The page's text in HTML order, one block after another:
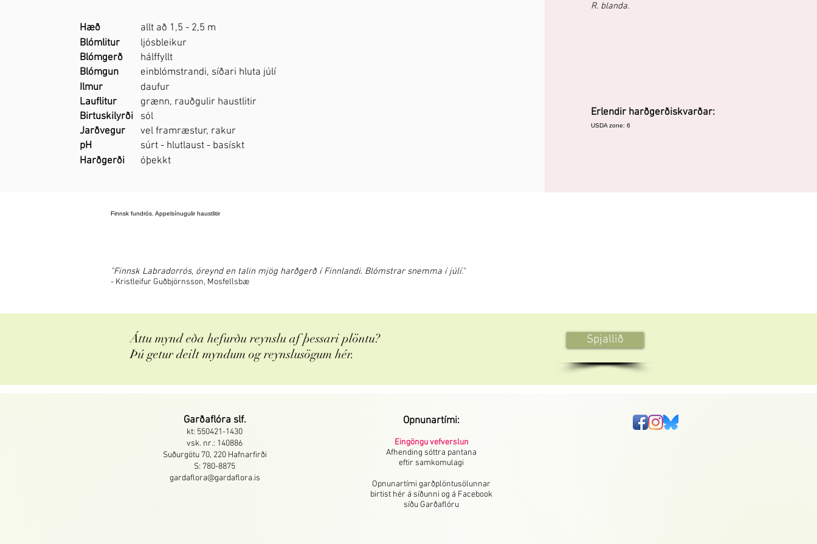
Hæð
allt að 1,5 - 2,5 m
Blómlitur
ljósbleikur
Blómgerð
hálffyllt
Blómgun
einblómstrandi, síðari hluta júlí
Ilmur
daufur
Lauflitur
grænn, rauðgulir haustlitir
Birtuskilyrði
sól
Jarðvegur
vel framræstur, rakur
pH
súrt - hlutlaust - basískt
Harðgerði
óþekkt
R. blanda.
Erlendir harðgerðiskvarðar:
USDA zone: 6
Finnsk fundrós. Appelsínugulir haustlitir
"Finnsk Labradorrós, óreynd en talin mjög harðgerð í Finnlandi. Blómstrar snemma í júlí."
- Kristleifur Guðbjörnsson, Mosfellsbæ
Áttu mynd eða hefurðu reynslu af þessari plöntu?
Þú getur deilt myndum og reynslusögum hér.
Spjallið
Garðaflóra slf.
kt: 550421-1430
vsk. nr.: 140886
Suðurgötu 70, 220 Hafnarfirði
S: 780-8875
gardaflora@gardaflora.is
Opnunartími:
Eingöngu vefverslun
Afhending sóttra pantana
eftir samkomulagi
Opnunartími garðplöntusölunnar
birtist hér á síðunni og á Facebook
síðu Garðaflóru